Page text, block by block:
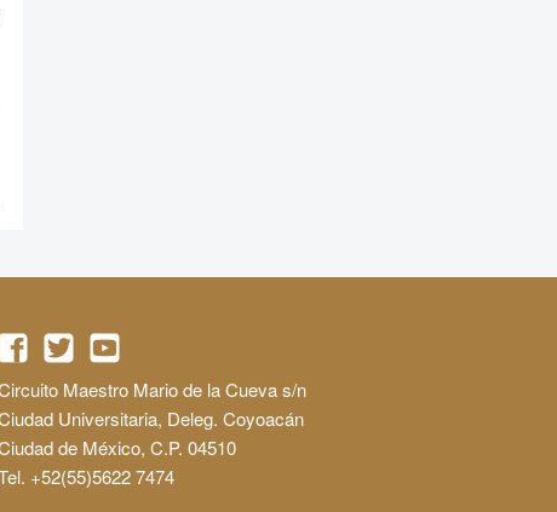
Maestro Mario de la Cueva s/n
Universitaria, Deleg. Coyoacán
de México, C.P. 04510
+52(55)5622 7474